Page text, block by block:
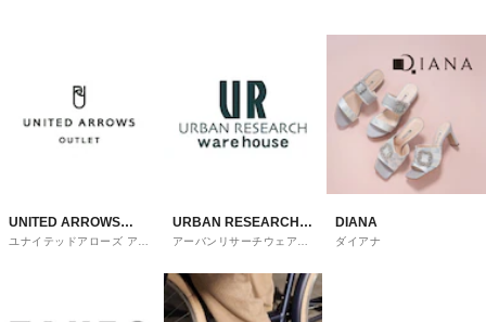
UNITED ARROWS
OUTLET
ユナイテッドアローズ アウ
URBAN RESEARCH
ware house
アーバンリサーチウェアハ
DIANA
ダイアナ